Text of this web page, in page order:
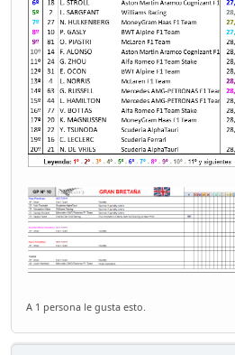
A 1 persona le gusta esto.